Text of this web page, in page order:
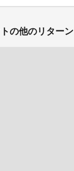
の他のリターン